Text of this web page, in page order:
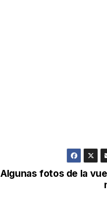
Algunas fotos de la